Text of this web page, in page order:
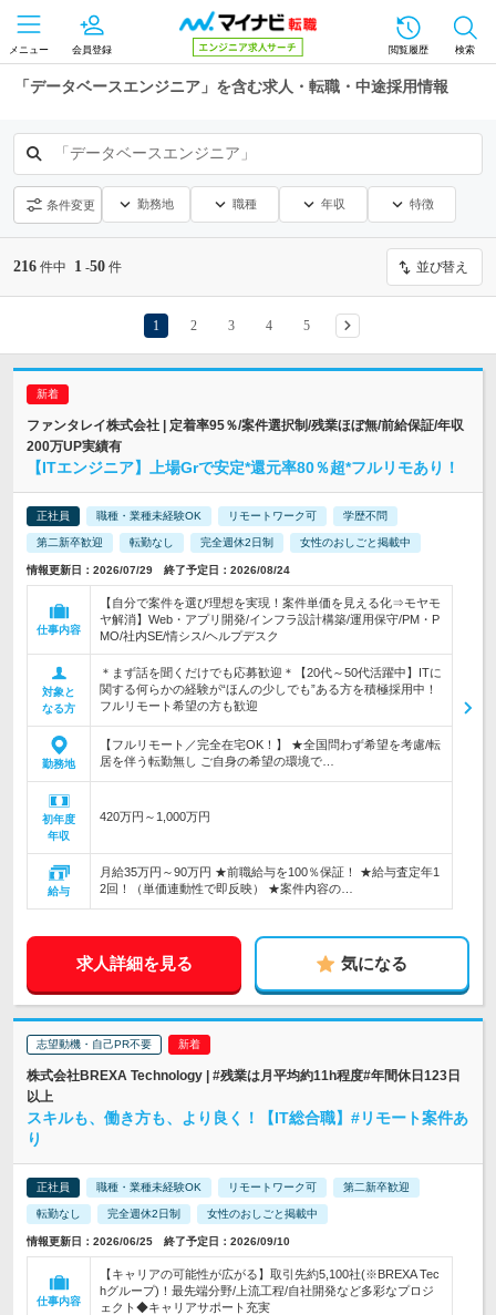
メニュー 会員登録 閲覧履歴 検索
「データベースエンジニア」を含む求人・転職・中途採用情報
「データベースエンジニア」
条件変更 勤務地 職種 年収 特徴
216 件中 1 -50 件 並び替え
1 2 3 4 5
ファンタレイ株式会社 | 定着率95％/案件選択制/残業ほぼ無/前給保証/年収
200万UP実績有
【ITエンジニア】上場Grで安定*還元率80％超*フルリモあり！
正社員 職種・業種未経験OK リモートワーク可 学歴不問
第二新卒歓迎 転勤なし 完全週休2日制 女性のおしごと掲載中
情報更新日：2026/07/29 終了予定日：2026/08/24
仕事内容
【自分で案件を選び理想を実現！案件単価を見える化⇒モヤモ
ヤ解消】Web・アプリ開発/インフラ設計構築/運用保守/PM・P
MO/社内SE/情シス/ヘルプデスク
対象と
なる方
＊まず話を聞くだけでも応募歓迎＊【20代～50代活躍中】ITに
関する何らかの経験が“ほんの少しでも”ある方を積極採用中！
フルリモート希望の方も歓迎
勤務地
【フルリモート／完全在宅OK！】 ★全国問わず希望を考慮/転
居を伴う転勤無し ご自身の希望の環境で…
初年度
年収
420万円～1,000万円
給与
月給35万円～90万円 ★前職給与を100％保証！ ★給与査定年1
2回！（単価連動性で即反映） ★案件内容の…
求人詳細を見る 気になる
志望動機・自己PR不要
株式会社BREXA Technology | #残業は月平均約11h程度#年間休日123日
以上
スキルも、働き方も、より良く！【IT総合職】#リモート案件あ
り
正社員 職種・業種未経験OK リモートワーク可 第二新卒歓迎
転勤なし 完全週休2日制 女性のおしごと掲載中
情報更新日：2026/06/25 終了予定日：2026/09/10
仕事内容
【キャリアの可能性が広がる】取引先約5,100社(※BREXA Tec
hグループ)！最先端分野/上流工程/自社開発など多彩なプロジ
ェクト◆キャリアサポート充実